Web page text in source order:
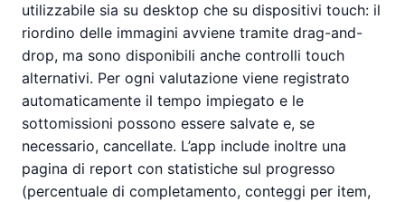
utilizzabile sia su desktop che su dispositivi touch: il
riordino delle immagini avviene tramite drag-and-
drop, ma sono disponibili anche controlli touch
alternativi. Per ogni valutazione viene registrato
automaticamente il tempo impiegato e le
sottomissioni possono essere salvate e, se
necessario, cancellate. L’app include inoltre una
pagina di report con statistiche sul progresso
(percentuale di completamento, conteggi per item,